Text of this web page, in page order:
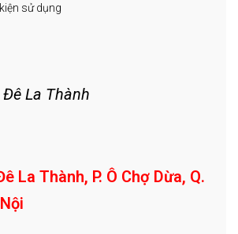
sử dụng
La Thành
La Thành, P. Ô Chợ Dừa, Q.